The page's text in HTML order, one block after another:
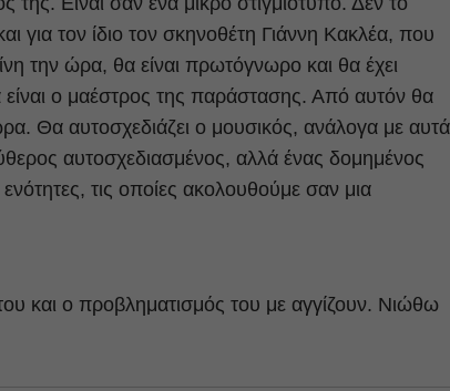
για τον ίδιο τον σκηνοθέτη Γιάννη Κακλέα, που
την ώρα, θα είναι πρωτόγνωρο και θα έχει
ο μαέστρος της παράστασης. Από αυτόν θα
Θα αυτοσχεδιάζει ο μουσικός, ανάλογα με αυτά
αυτοσχεδιασμένος, αλλά ένας δομημένος
τις οποίες ακολουθούμε σαν μια
και ο προβληματισμός του με αγγίζουν. Νιώθω